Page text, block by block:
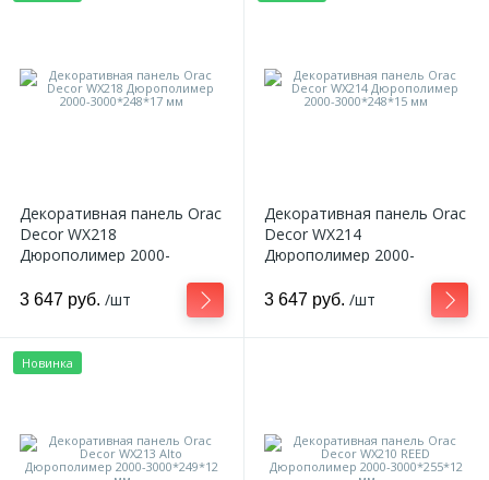
Декоративная панель Orac
Decor WX218
Дюрополимер 2000-
3 647 руб. /шт
Декоративная панель Orac
Decor WX214
Дюрополимер 2000-
3 647 руб. /шт
Новинка